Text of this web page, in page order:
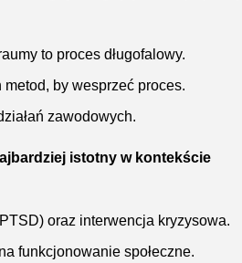
to proces długofalowy.
by wesprzeć proces.
zawodowych.
istotny w kontekście
oraz interwencja kryzysowa.
funkcjonowanie społeczne.